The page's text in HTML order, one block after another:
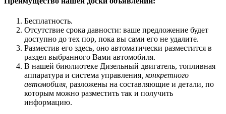
Бесплатность.
Отсутствие срока давности: ваше предложение будет
доступно до тех пор, пока вы сами его не удалите.
Разместив его здесь, оно автоматически разместится в
раздел выбранного Вами автомобиля.
В нашей биюлиотеке Дизельный двигатель, топливная
аппаратура и система управления , конкретного
автомобиля, разложены на составляющие и детали, по
которым можно разместить так и получить
информацию.